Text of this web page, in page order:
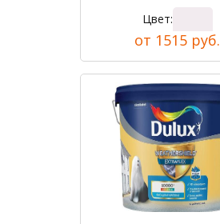
Цвет:
от 1515 руб.